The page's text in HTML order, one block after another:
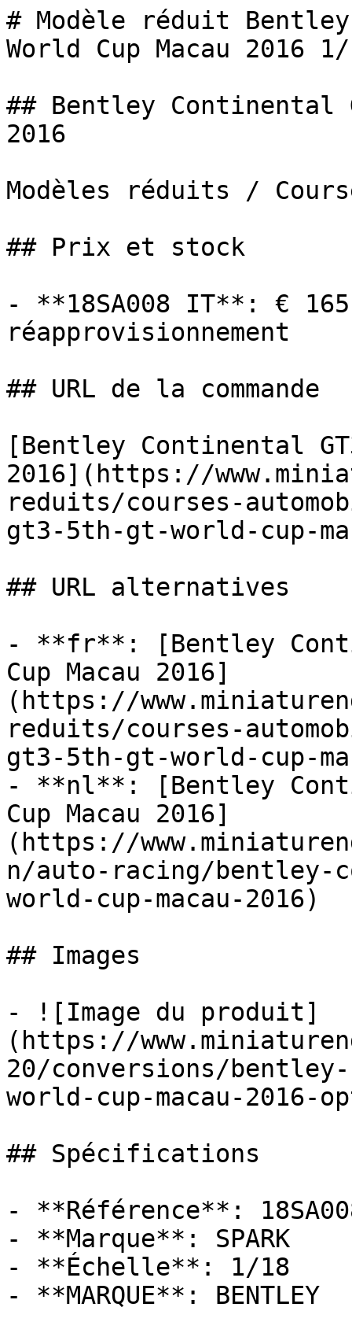
# Modèle réduit
World Cup Macau 2016
## Bentley Continental
2016
Modèles réduits /
## Prix et stock
- **18SA008 IT**: €
réapprovisionnement
## URL de la commande
[Bentley Continental
2016](https://
reduits/courses-
gt3-5th-gt-world-cup-
## URL alternatives
- **fr**: [Bentley
Cup Macau 2016]
(https://
reduits/courses-
gt3-5th-gt-world-cup-
- **nl**: [Bentley
Cup Macau 2016]
(https://
n/auto-racing/
world-cup-macau-2016)
## Images
- ![Image du produit]
(https://
20/conversions/
world-cup-macau-2016-
## Spécifications
- **Référence**:
- **Marque**: SPARK
- **Échelle**: 1/18
- **MARQUE**: BENTLEY